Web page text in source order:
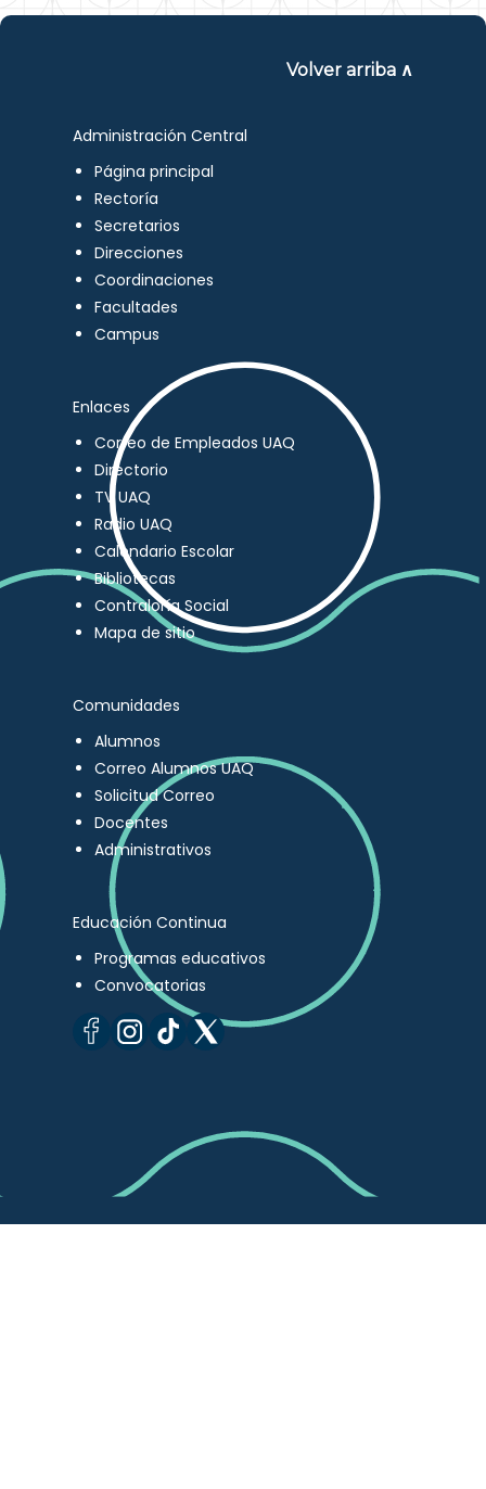
Volver arriba ∧
Administración Central
Página principal
Rectoría
Secretarios
Direcciones
Coordinaciones
Facultades
Campus
Enlaces
Correo de Empleados UAQ
Directorio
TV UAQ
Radio UAQ
Calendario Escolar
Bibliotecas
Contraloría Social
Mapa de sitio
Comunidades
Alumnos
Correo Alumnos UAQ
Solicitud Correo
Docentes
Administrativos
Educación Continua
Programas educativos
Convocatorias